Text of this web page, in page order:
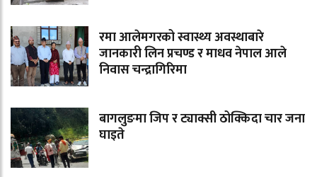
रमा आलेमगरको स्वास्थ्य अवस्थाबारे
जानकारी लिन प्रचण्ड र माधव नेपाल आले
निवास चन्द्रागिरिमा
बागलुङमा जिप र ट्याक्सी ठोक्किदा चार जना
घाइते